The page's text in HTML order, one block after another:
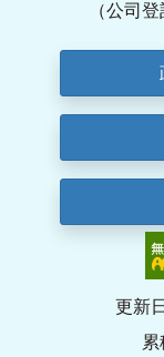
（公司
更新